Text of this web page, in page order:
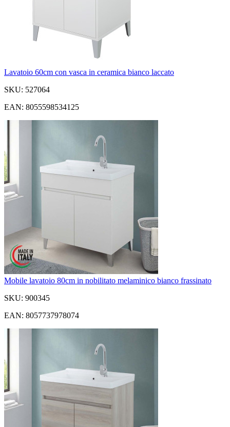
Lavatoio 60cm con vasca in ceramica bianco laccato
SKU: 527064
EAN: 8055598534125
Mobile lavatoio 80cm in nobilitato melaminico bianco frassinato
SKU: 900345
EAN: 8057737978074